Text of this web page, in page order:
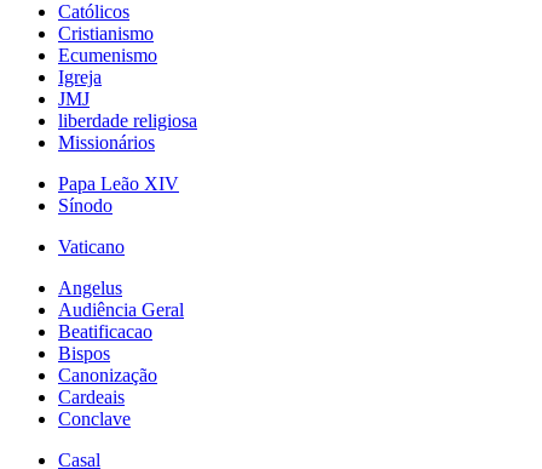
Católicos
Cristianismo
Ecumenismo
Igreja
JMJ
liberdade religiosa
Missionários
Papa Leão XIV
Sínodo
Vaticano
Angelus
Audiência Geral
Beatificacao
Bispos
Canonização
Cardeais
Conclave
Casal